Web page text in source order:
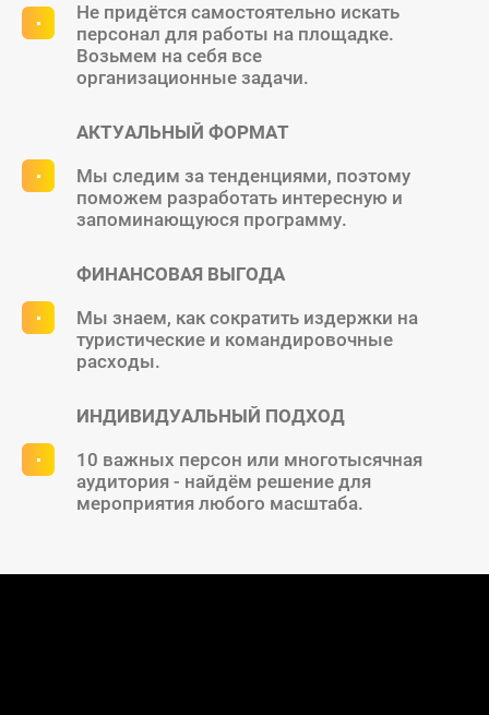
Не придётся самостоятельно искать
персонал для работы на площадке.
Возьмем на себя все
организационные задачи.
АКТУАЛЬНЫЙ ФОРМАТ
Мы следим за тенденциями, поэтому
поможем разработать интересную и
запоминающуюся программу.
ФИНАНСОВАЯ ВЫГОДА
Мы знаем, как сократить издержки на
туристические и командировочные
расходы.
ИНДИВИДУАЛЬНЫЙ ПОДХОД
10 важных персон или многотысячная
аудитория - найдём решение для
мероприятия любого масштаба.